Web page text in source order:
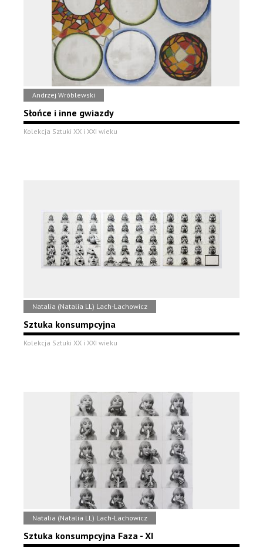
Andrzej Wróblewski
Słońce i inne gwiazdy
Kolekcja Sztuki XX i XXI wieku
Natalia (Natalia LL) Lach-Lachowicz
Sztuka konsumpcyjna
Kolekcja Sztuki XX i XXI wieku
Natalia (Natalia LL) Lach-Lachowicz
Sztuka konsumpcyjna Faza - XI